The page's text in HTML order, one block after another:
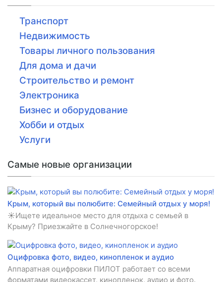
Транспорт
Недвижимость
Товары личного пользования
Для дома и дачи
Строительство и ремонт
Электроника
Бизнес и оборудование
Хобби и отдых
Услуги
Самые новые организации
Крым, который вы полюбите: Семейный отдых у моря!
☀️Ищете идеальное место для отдыха с семьей в
Крыму? Приезжайте в Солнечногорское!
Оцифровка фото, видео, кинопленок и аудио
Аппаратная оцифровки ПИЛОТ работает со всеми
форматами видеокассет, кинопленок, аудио и фото.